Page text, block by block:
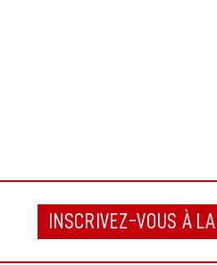
INSCRIVEZ-VOUS À